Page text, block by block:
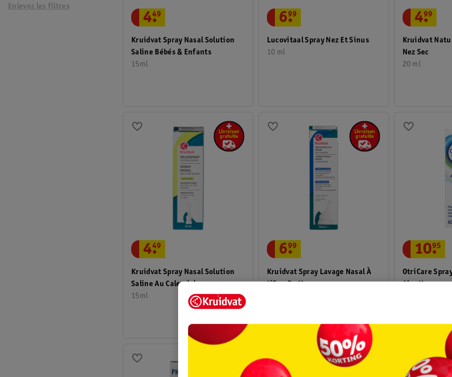
Enlevez les filtres
Kruidvat Spray Nasal Solution
Saline Bébés & Enfants
15ml
4.
49
Lucovitaal Spray Nez Et Sinus
10 ml
6.
99
Kruidvat
Nez Sec
20 ml
4.
99
Kruidvat Spray Nasal Solution
Saline Au Calendula
15ml
4.
49
Kruidvat Spray Lavage Nasal À
L’Eau De Mer
6.
99
OtriCare
Aloe Vera
10.
95